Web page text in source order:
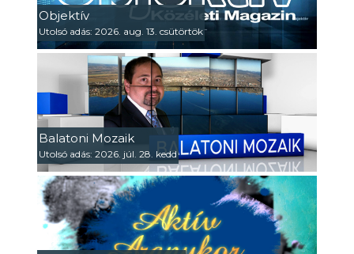
Objektív
Utolsó adás: 2026. aug. 13. csütörtök
Balatoni Mozaik
Utolsó adás: 2026. júl. 28. kedd